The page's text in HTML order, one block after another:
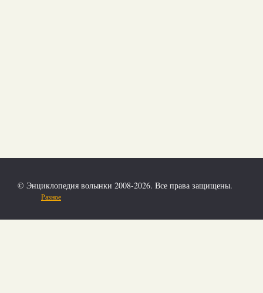
© Энциклопедия волынки 2008-2026. Все права защищены.
Разное